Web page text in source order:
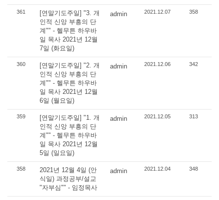
361
[연말기도주일] "3. 개
인적 신앙 부흥의 단
계"" - 헬무튼 하우바
일 목사 2021년 12월
7일 (화요일)
admin 2021.12.07 358
360
[연말기도주일] "2. 개
인적 신앙 부흥의 단
계"" - 헬무튼 하우바
일 목사 2021년 12월
6일 (월요일)
admin 2021.12.06 342
359
[연말기도주일] "1. 개
인적 신앙 부흥의 단
계"" - 헬무튼 하우바
일 목사 2021년 12월
5일 (일요일)
admin 2021.12.05 313
358
2021년 12월 4일 (안
식일) 과정공부/설교
"자부심"" - 임정목사
admin 2021.12.04 348